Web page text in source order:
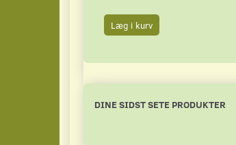
Læg i kurv
DINE SIDST SETE PRODUKTER